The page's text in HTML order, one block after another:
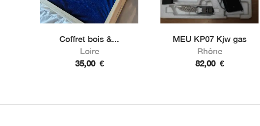
Coffret bois &...
Loire
35,00 €
MEU KP07 Kjw gas
Rhône
82,00 €